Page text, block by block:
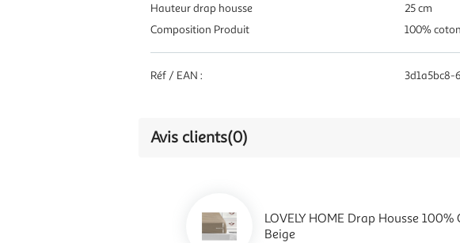
Hauteur drap housse
25 cm
Composition Produit
100%
Réf / EAN : 3d1a5bc8-
Avis clients(0)
LOVELY HOME Drap Housse
Beige